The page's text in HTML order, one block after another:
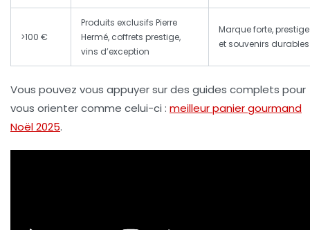
>100 €
Produits exclusifs Pierre
Hermé, coffrets prestige,
vins d’exception
Marque forte, prestige
et souvenirs durables
Vous pouvez vous appuyer sur des guides complets pour
vous orienter comme celui-ci : meilleur panier gourmand
Noël 2025.